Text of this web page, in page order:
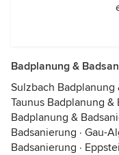
Badplanung &
Sulzbach Badplanung
Taunus Badplanung &
Badplanung &
Badsanierung · Gau-
Badsanierung ·